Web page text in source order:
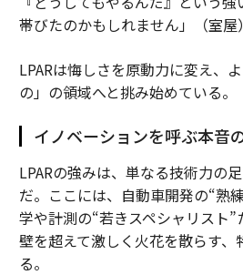
帯びたのかもしれません」（室屋）
LPARは悔しさを原動力に変え、
の」の領域へと挑み始めている。
イノベーションを呼ぶ本音
LPARの強みは、単なる技術力の
だ。ここには、自動車開発の“熟
学や計測の“若きスペシャリスト
壁を超えて激しく火花を散らす、
る。